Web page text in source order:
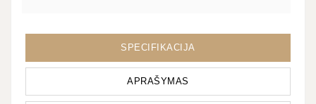
SPECIFIKACIJA
APRAŠYMAS